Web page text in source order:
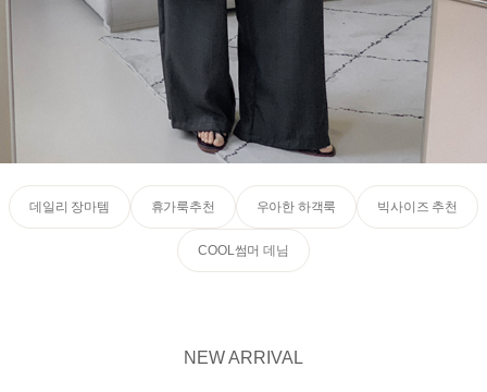
데일리 장마템 휴가룩추천 우아한 하객룩 빅사이즈 추천
COOL썸머 데님
NEW ARRIVAL